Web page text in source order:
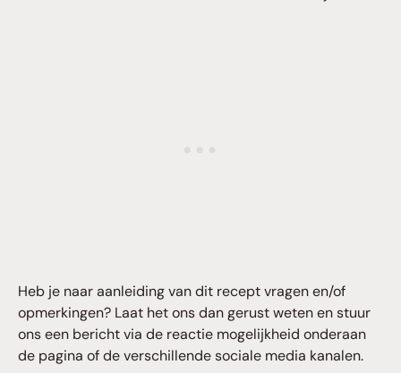
Heb je naar aanleiding van dit recept vragen en/of
opmerkingen? Laat het ons dan gerust weten en stuur
ons een bericht via de reactie mogelijkheid onderaan
de pagina of de verschillende sociale media kanalen.